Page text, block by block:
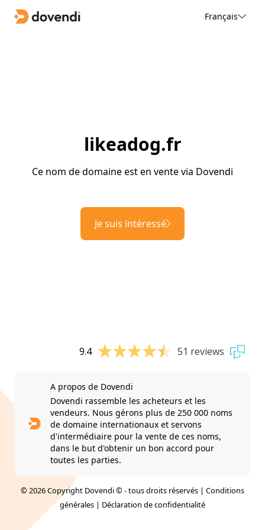
Français
likeadog.fr
Ce nom de domaine est en vente via Dovendi
Je suis intéressé
9.4 51 reviews
A propos de Dovendi
Dovendi rassemble les acheteurs et les
vendeurs. Nous gérons plus de 250 000 noms
de domaine internationaux et servons
d'intermédiaire pour la vente de ces noms,
dans le but d'obtenir un bon accord pour
toutes les parties.
© 2026 Copyright Dovendi © - tous droits réservés | Conditions
générales | Déclaration de confidentialité